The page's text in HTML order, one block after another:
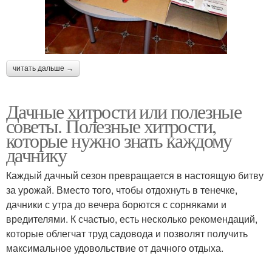
читать дальше →
Дачные хитрости или полезные
советы. Полезные хитрости,
которые нужно знать каждому
дачнику
Каждый дачный сезон превращается в настоящую битву
за урожай. Вместо того, чтобы отдохнуть в тенечке,
дачники с утра до вечера борются с сорняками и
вредителями. К счастью, есть несколько рекомендаций,
которые облегчат труд садовода и позволят получить
максимальное удовольствие от дачного отдыха.